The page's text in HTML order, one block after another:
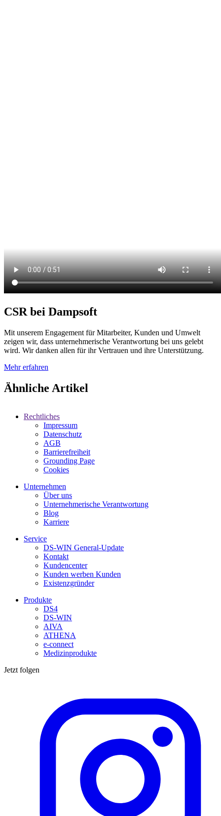
CSR bei Dampsoft
Mit unserem Engagement für Mitarbeiter, Kunden und Umwelt
zeigen wir, dass unternehmerische Verantwortung bei uns gelebt
wird. Wir danken allen für ihr Vertrauen und ihre Unterstützung.
Mehr erfahren
Ähnliche Artikel
Rechtliches
Impressum
Datenschutz
AGB
Barrierefreiheit
Grounding Page
Cookies
Unternehmen
Über uns
Unternehmerische Verantwortung
Blog
Karriere
Service
DS-WIN General-Update
Kontakt
Kundencenter
Kunden werben Kunden
Existenzgründer
Produkte
DS4
DS-WIN
AIVA
ATHENA
e-connect
Medizinprodukte
Jetzt folgen